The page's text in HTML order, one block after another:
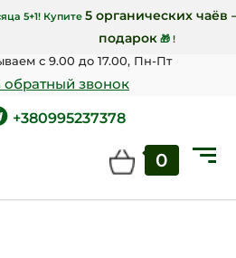
Новой почтой! Акция месяца 5+1! Купите
с 9.00 до 17.00, Пн-Пт
обратный звонок
+380995237378
0